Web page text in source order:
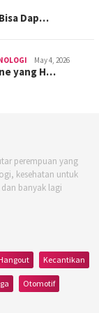
Dap…
May 4, 2026
yang H…
perempuan yang
kesehatan untuk
banyak lagi
Kecantikan
Otomotif